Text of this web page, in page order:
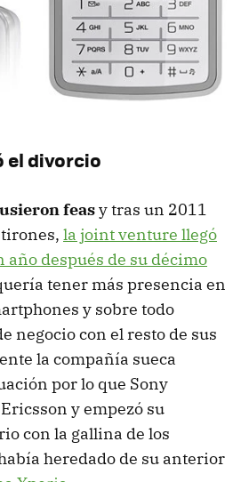
el divorcio
feasy tras un 2011
la joint venture llegó
año después de su décimo
tener más presencia en
y sobre todo
negocio con el resto de sus
la compañía sueca
por lo que Sony
y empezó su
con la gallina de los
heredado de su anterior